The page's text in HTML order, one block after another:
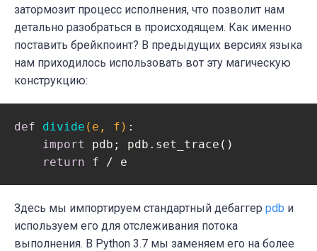
затормозит процесс исполнения, что позволит нам
детально разобраться в происходящем. Как именно
поставить брейкпоинт? В предыдущих версиях языка
нам приходилось использовать вот эту магическую
конструкцию:
def divide (e, f) :
import
pdb; pdb.set_trace()
return f / e
Здесь мы импортируем стандартный дебаггер pdb и
используем его для отслеживания потока
выполнения. В Python 3.7 мы заменяем его на более